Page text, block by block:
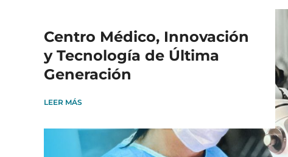
Centro Médico, Innovación
y Tecnología de Última
Generación
LEER MÁS